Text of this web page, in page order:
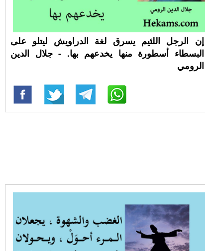
إن الرجل اللئيم يسرق لغة الدراويش ليتلو على
البسطاء أسطورة منها يخدعهم بها. - جلال الدين
الرومي